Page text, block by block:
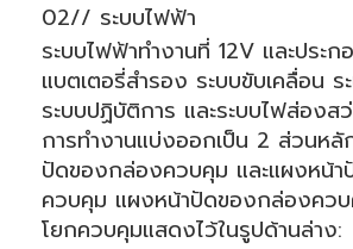
02// ระบบไฟฟ้า
ระบบไฟฟ้าทำงานที่ 12V และประ
แบตเตอรี่สำรอง ระบบขับเคลื่อน
ระบบปฏิบัติการ และระบบไฟส่องส
การทำงานแบ่งออกเป็น 2 ส่วนห
ปัดของกล่องควบคุม และแผงหน้า
ควบคุม แผงหน้าปัดของกล่องคว
โยกควบคุมแสดงไว้ในรูปด้านล่าง: